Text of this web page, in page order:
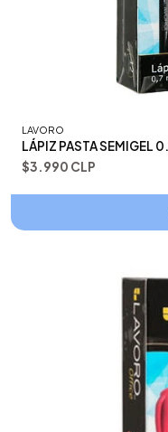
LAVORO
LÁPIZ PASTA SEMIGEL
$3.990 CLP